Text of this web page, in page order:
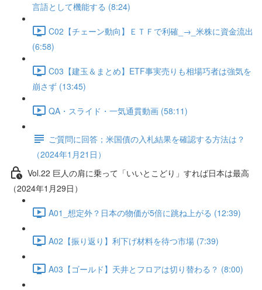
言語として機能する (8:24)
C02【チェーン動向】ＥＴＦで利確_→_米株に資金流出
(6:58)
C03【建玉＆まとめ】ETF事実売りも相場巧者は強気を
崩さず (13:45)
QA・スライド・一気通貫動画 (58:11)
ご質問に回答；米国債の入札結果を確認する方法は？
（2024年1月21日）
Vol.22 巨人の肩に乗って「いいとこどり」すれば日本は最高
（2024年1月29日）
A01_想定外？日本の物価が5倍に跳ね上がる (12:39)
A02【振り返り】利下げ材料を待つ市場 (7:39)
A03【ゴールド】天井とフロアは切り替わる？ (8:00)